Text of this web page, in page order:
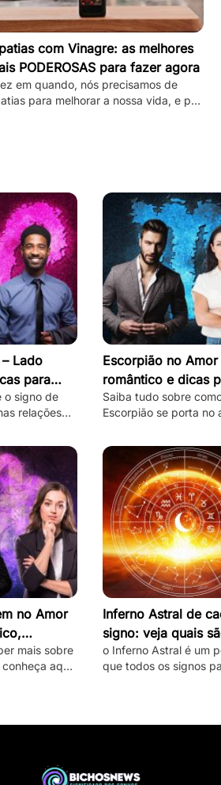
com Vinagre: as melhores
PODEROSAS para fazer agora
em quando, nós precisamos de
para melhorar a nossa vida, e por
Lado
para
o signo de
relações
e ardente
Escorpião no Amor
romântico e dicas
conquistar
Saiba tudo sobre
Escorpião se porta no
desbloquear seu
enigmático lado
no Amor
como
mais sobre
aqui
Inferno Astral de
signo: veja quais
como lidar com
o Inferno Astral é um
que todos os signos